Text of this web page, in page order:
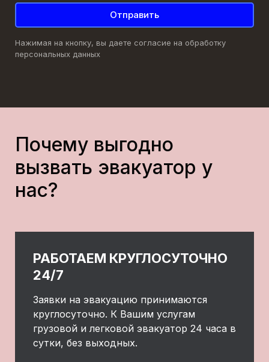
Отправить
Нажимая на кнопку, вы даете согласие на обработку
персональных данных
Почему выгодно
вызвать эвакуатор у
нас?
РАБОТАЕМ КРУГЛОСУТОЧНО
24/7
Заявки на эвакуацию принимаются
круглосуточно. К Вашим услугам
грузовой и легковой эвакуатор 24 часа в
сутки, без выходных.